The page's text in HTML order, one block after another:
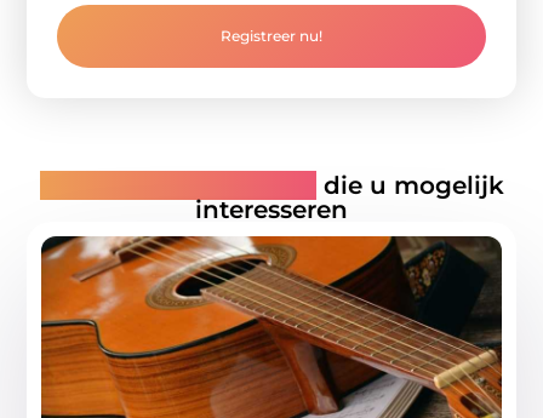
Registreer nu!
die u mogelijk
interesseren